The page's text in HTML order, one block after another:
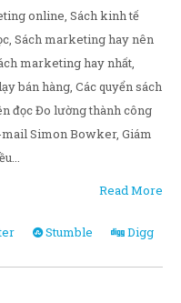
online, Sách kinh tế
Sách marketing hay nên
marketing hay nhất,
bán hàng, Các quyển sách
đọc Đo lường thành công
mail Simon Bowker, Giám
Read More
Stumble Digg